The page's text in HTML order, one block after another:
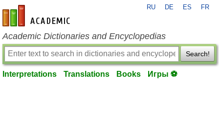
en-academic.com
RU DE ES FR
Academic Dictionaries and Encyclopedias
Search!
Interpretations Translations Books Игры ⚽